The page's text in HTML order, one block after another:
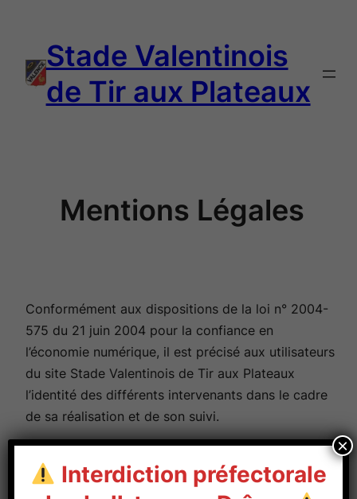
contenuStade Valentinois
de Tir aux Plateaux
Mentions Légales
Conformément aux dispositions de la loi n° 2004-
575 du 21 juin 2004 pour la confiance en
l’économie numérique, il est précisé aux utilisateurs
du site Stade Valentinois de Tir aux Plateaux
l’identité des différents intervenants dans le cadre
de sa réalisation et de son suivi.
Edition du site
Le présent site, accessible à l’URL
Interdiction préfectorale
×